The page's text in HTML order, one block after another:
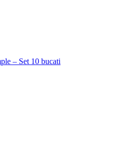
– Set 10 bucati